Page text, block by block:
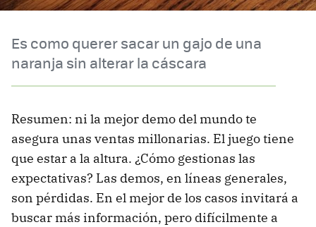
Es como querer sacar un gajo de una
naranja sin alterar la cáscara
Resumen: ni la mejor demo del mundo te
asegura unas ventas millonarias. El juego tiene
que estar a la altura. ¿Cómo gestionas las
expectativas? Las demos, en líneas generales,
son pérdidas. En el mejor de los casos invitará a
buscar más información, pero difícilmente a